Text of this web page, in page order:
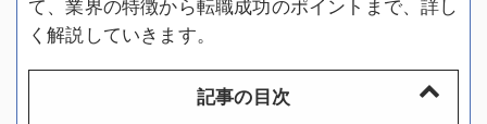
く解説していきます。
記事の目次